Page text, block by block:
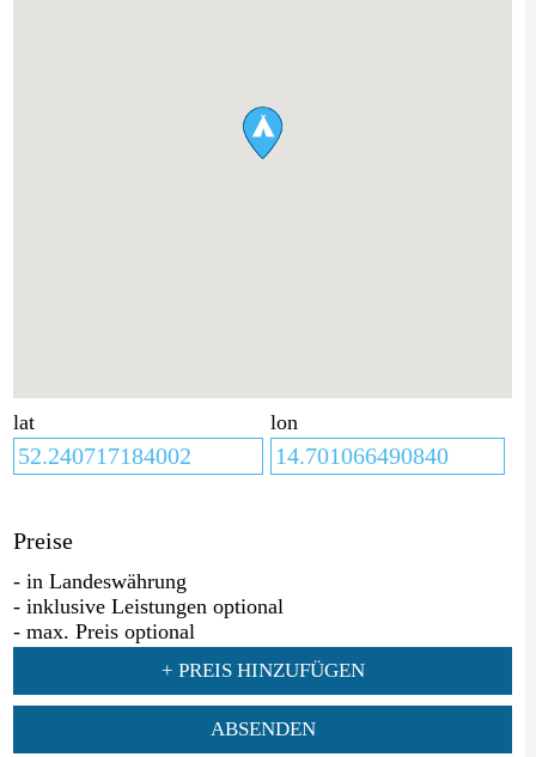
lat lon
Preise
- in Landeswährung
- inklusive Leistungen optional
- max. Preis optional
+ PREIS HINZUFÜGEN
ABSENDEN